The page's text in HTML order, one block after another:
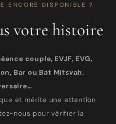
ENCORE DISPONIBLE ?
votre histoire
couple, EVJF, EVG,
Bar ou Bat Mitsvah,
et mérite une attention
nous pour vérifier la